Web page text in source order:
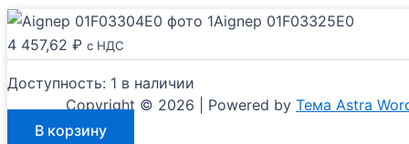
Copyright © 2026 | Powered by Тема Astra
Aignep 01F03325E0
4 457,62 ₽ с НДС
Доступность: 1 в наличии
товараВ корзину